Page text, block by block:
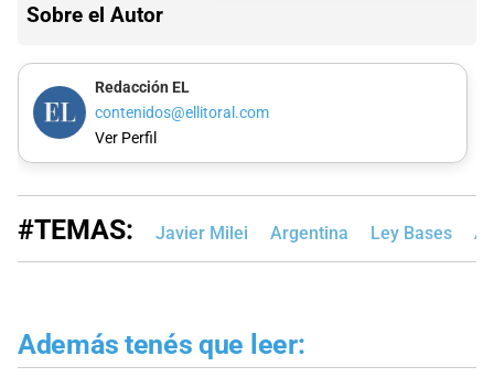
Sobre el Autor
Redacción EL
contenidos@ellitoral.com
Ver Perfil
#TEMAS: Javier Milei Argentina Ley Bases
Además tenés que leer: